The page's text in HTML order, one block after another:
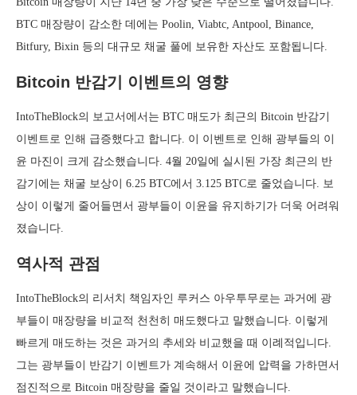
BTC 매장량이 감소한 데에는 Poolin, Viabtc, Antpool, Binance,
Bitfury, Bixin 등의 대규모 채굴 풀에 보유한 자산도 포함됩니다.
Bitcoin 반감기 이벤트의 영향
IntoTheBlock의 보고서에서는 BTC 매도가 최근의 Bitcoin 반감기
이벤트로 인해 급증했다고 합니다. 이 이벤트로 인해 광부들의 이
윤 마진이 크게 감소했습니다. 4월 20일에 실시된 가장 최근의 반
감기에는 채굴 보상이 6.25 BTC에서 3.125 BTC로 줄었습니다. 보
상이 이렇게 줄어들면서 광부들이 이윤을 유지하기가 더욱 어려워
졌습니다.
역사적 관점
IntoTheBlock의 리서치 책임자인 루커스 아우투무로는 과거에 광
부들이 매장량을 비교적 천천히 매도했다고 말했습니다. 이렇게
빠르게 매도하는 것은 과거의 추세와 비교했을 때 이례적입니다.
그는 광부들이 반감기 이벤트가 계속해서 이윤에 압력을 가하면서
점진적으로 Bitcoin 매장량을 줄일 것이라고 말했습니다.